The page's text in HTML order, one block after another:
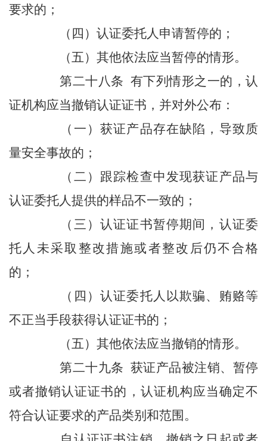
要求的；
（四）认证委托人申请暂停的；
（五）其他依法应当暂停的情形。
第二十八条 有下列情形之一的，认
证机构应当撤销认证证书，并对外公布：
（一）获证产品存在缺陷，导致质
量安全事故的；
（二）跟踪检查中发现获证产品与
认证委托人提供的样品不一致的；
（三）认证证书暂停期间，认证委
托人未采取整改措施或者整改后仍不合格
的；
（四）认证委托人以欺骗、贿赂等
不正当手段获得认证证书的；
（五）其他依法应当撤销的情形。
第二十九条 获证产品被注销、暂停
或者撤销认证证书的，认证机构应当确定不
符合认证要求的产品类别和范围。